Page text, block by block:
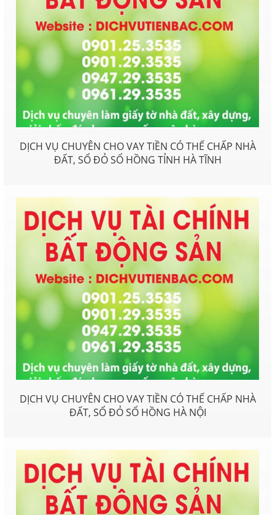
DỊCH VỤ CHUYÊN CHO VAY TIỀN CÓ THẾ CHẤP NHÀ
ĐẤT, SỔ ĐỎ SỔ HỒNG TỈNH HÀ TĨNH
DỊCH VỤ CHUYÊN CHO VAY TIỀN CÓ THẾ CHẤP NHÀ
ĐẤT, SỔ ĐỎ SỔ HỒNG HÀ NỘI